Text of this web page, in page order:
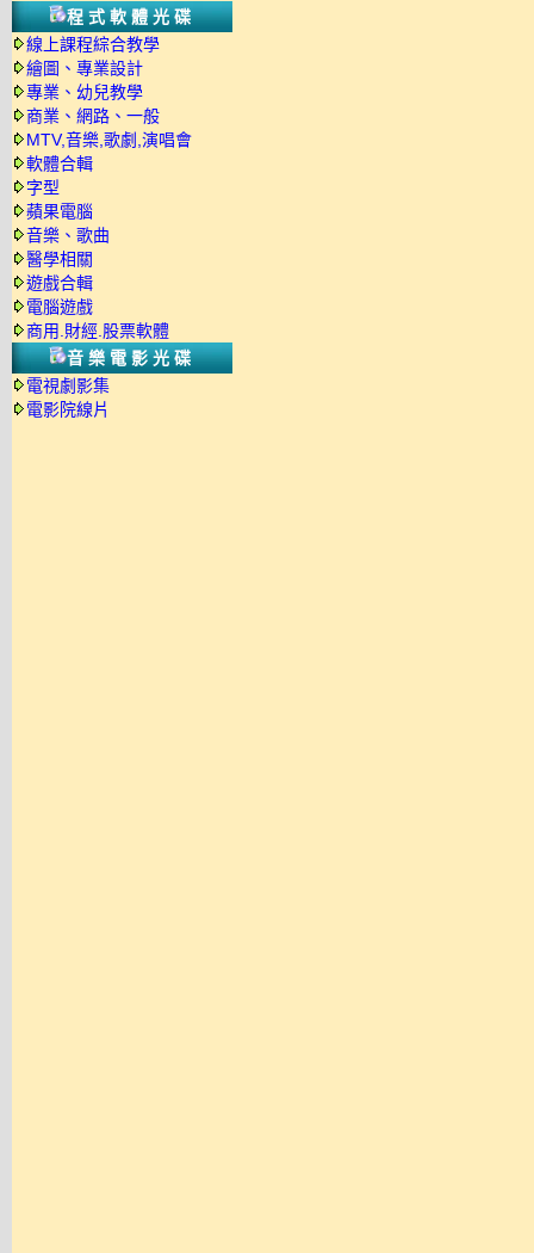
程式軟體光碟
線上課程綜合教學
繪圖、專業設計
專業、幼兒教學
商業、網路、一般
MTV,音樂,歌劇,演唱會
軟體合輯
字型
蘋果電腦
音樂、歌曲
醫學相關
遊戲合輯
電腦遊戲
商用.財經.股票軟體
音樂電影光碟
電視劇影集
電影院線片